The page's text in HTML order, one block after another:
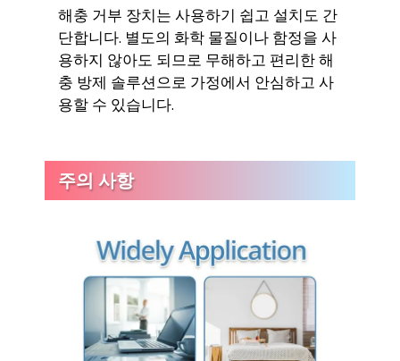
해충 거부 장치는 사용하기 쉽고 설치도 간
단합니다. 별도의 화학 물질이나 함정을 사
용하지 않아도 되므로 무해하고 편리한 해
충 방제 솔루션으로 가정에서 안심하고 사
용할 수 있습니다.
주의 사항